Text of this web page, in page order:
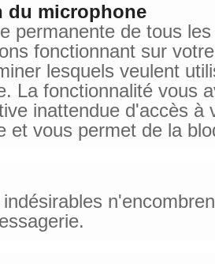
du microphone
permanente de tous
fonctionnant sur
lesquels veulent
La fonctionnalité vous
inattendue d'accès à
et vous permet de la